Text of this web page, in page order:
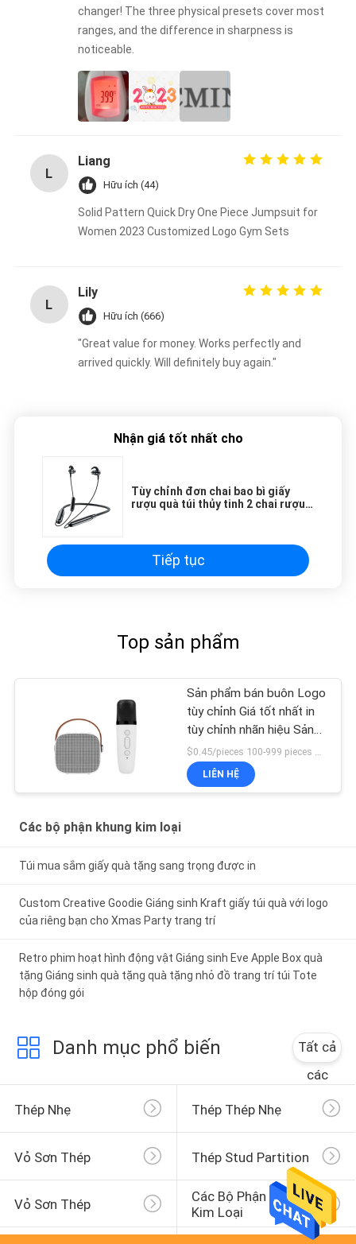
changer! The three physical presets cover most
ranges, and the difference in sharpness is
noticeable.
L
Liang
Hữu ích (44)
Solid Pattern Quick Dry One Piece Jumpsuit for
Women 2023 Customized Logo Gym Sets
L
Lily
Hữu ích (666)
"Great value for money. Works perfectly and
arrived quickly. Will definitely buy again."
Nhận giá tốt nhất cho
Tùy chỉnh đơn chai bao bì giấy
rượu quà túi thủy tinh 2 chai rượu
Tiếp tục
Top sản phẩm
Sản phẩm bán buôn Logo
tùy chỉnh Giá tốt nhất in
tùy chỉnh nhãn hiệu Sản
phẩm bán buôn Sản
phẩm bán buôn Sản
phẩm bán buôn
$0.45/pieces 100-999 pieces MOQ:100 cái
LIÊN HỆ
Các bộ phận khung kim loại
Túi mua sắm giấy quà tặng sang trọng được in
Custom Creative Goodie Giáng sinh Kraft giấy túi quà với logo
của riêng bạn cho Xmas Party trang trí
Retro phim hoạt hình động vật Giáng sinh Eve Apple Box quà
tặng Giáng sinh quà tặng quà tặng nhỏ đồ trang trí túi Tote
hộp đóng gói
Danh mục phổ biến
Tất cả
các
Thép Nhẹ Thép Thép Nhẹ
Vỏ Sơn Thép Thép Stud Partition
Vỏ Sơn Thép
Các Bộ Phận Khung
Kim Loại